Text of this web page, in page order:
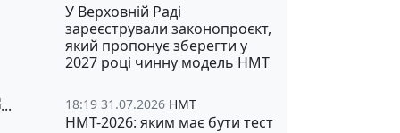
У Верховній Раді
зареєстрували законопроєкт,
який пропонує зберегти у
2027 році чинну модель НМТ
18:19 31.07.2026 НМТ
НМТ-2026: яким має бути тест